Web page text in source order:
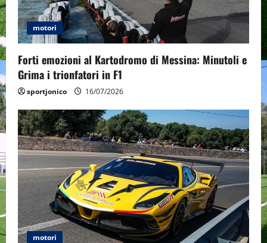
i
o
n
motori
Forti emozioni al Kartodromo di Messina: Minutoli e
Grima i trionfatori in F1
sportjonico 16/07/2026
motori